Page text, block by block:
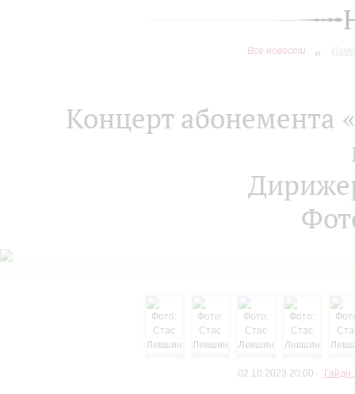
Все новости
Концерт абонемента
02.10.2023 20:00